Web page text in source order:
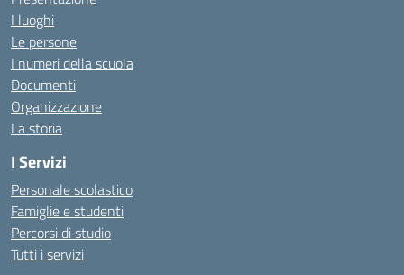
I luoghi
Le persone
I numeri della scuola
Documenti
Organizzazione
La storia
I Servizi
Personale scolastico
Famiglie e studenti
Percorsi di studio
Tutti i servizi